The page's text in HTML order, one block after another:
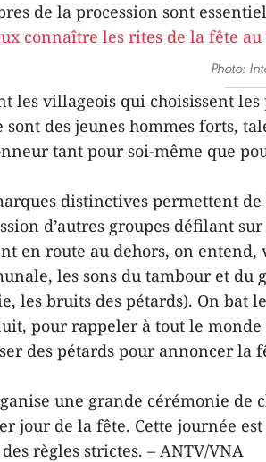
de la procession sont
Photo:
les villageois qui choisissent
sont des jeunes hommes forts,
tant pour soi-même que
distinctives permettent
d’autres groupes défilant
en route au dehors, on
les sons du tambour et du
les bruits des pétards). On bat
pour rappeler à tout le monde
des pétards pour annoncer la
une grande cérémonie de
jour de la fête. Cette journée
règles strictes. – ANTV/VNA